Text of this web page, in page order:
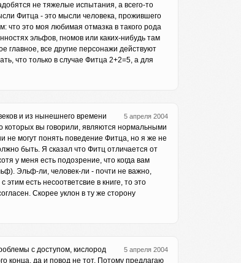
не тяжелые испытания, а всего-то
Фитца - это мысли человека, прожившего
что это моя любимая отмазка в такого рода
эльфов, гномов или каких-нибудь там
главное, все другие персонажи действуют
что только в случае Фитца 2+2=5, а для
5 апреля 2004
и из нынешнего времени
которых вы говорили, являются нормальными
не могут понять поведение Фитца, но я же не
быть. Я сказал что Фитц отличается от
у меня есть подозрение, что когда вам
Эльф-ли, человек-ли - почти не важно,
этим есть несоответсвие в книге, то это
Скорее уклон в ту же сторону
5 апреля 2004
с доступом, кислород
конца, да и повод не тот. Потому предлагаю